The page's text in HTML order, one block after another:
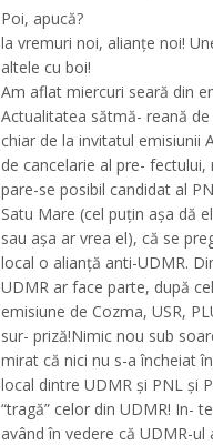
Poi, apucă?
la vremuri noi, alianţe noi!
altele cu boi!
Am aflat miercuri seară din
Actualitatea sătmă- reană
chiar de la invitatul emisiunii
de cancelarie al pre- fectului,
pare-se posibil candidat al
Satu Mare (cel puţin aşa dă
sau aşa ar vrea el), că se
local o alianţă anti-UDMR.
UDMR ar face parte, după
emisiune de Cozma, USR,
sur- priză!Nimic nou sub
mirat că nici nu s-a încheiat
local dintre UDMR şi PNL şi
“tragă” celor din UDMR! In-
având în vedere că UDMR-ul